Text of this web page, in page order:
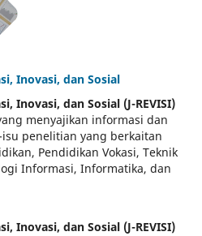
Inovasi, dan Sosial
Inovasi, dan Sosial (J-REVISI)
menyajikan informasi dan
penelitian yang berkaitan
Pendidikan Vokasi, Teknik
Informasi, Informatika, dan
Inovasi, dan Sosial (J-REVISI)